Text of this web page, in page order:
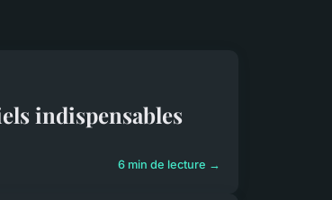
indispensables
6 min de lecture →